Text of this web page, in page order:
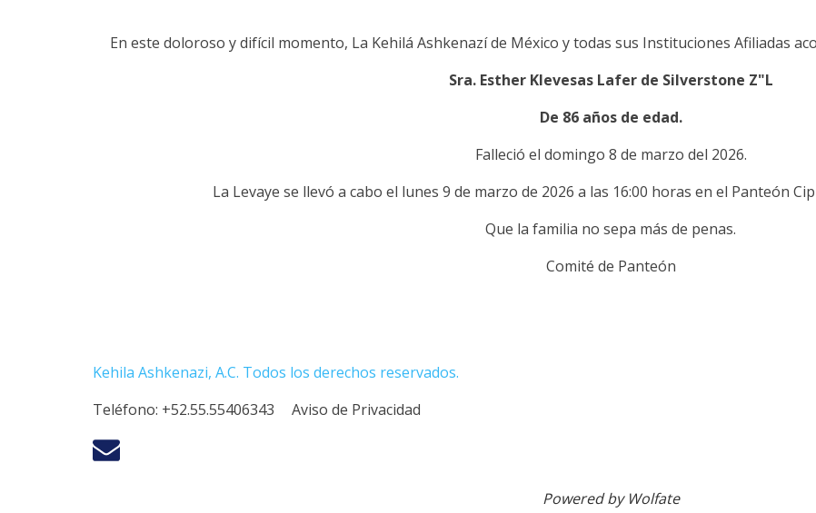
En este doloroso y difícil momento, La Kehilá Ashkenazí de México y todas sus Instituciones Afiliadas
Sra. Esther Klevesas Lafer de Silverstone Z"L
De 86 años de edad.
Falleció el domingo 8 de marzo del 2026.
La Levaye se llevó a cabo el lunes 9 de marzo de 2026 a las 16:00 horas en el Panteón
Que la familia no sepa más de penas.
Comité de Panteón
Kehila Ashkenazi, A.C. Todos los derechos reservados.
Teléfono: +52.55.55406343 Aviso de Privacidad
Powered by Wolfate